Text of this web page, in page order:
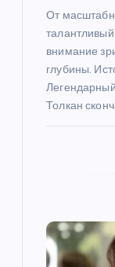
От
внимание
глубины.
Толкан